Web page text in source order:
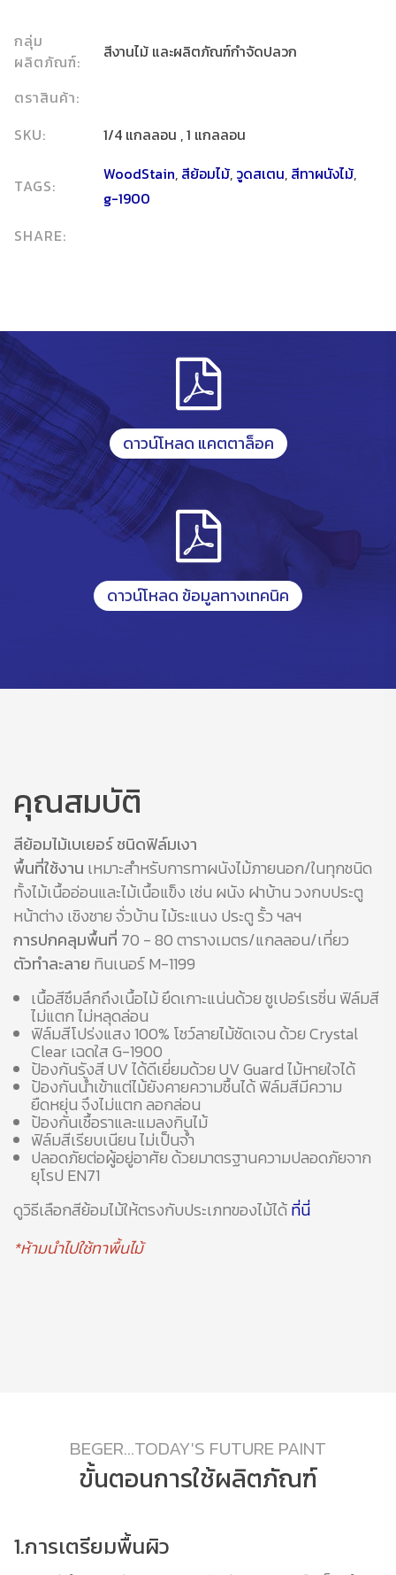
กลุ่ม
ผลิตภัณฑ์:
สีงานไม้ และผลิตภัณฑ์กำจัดปลวก
ตราสินค้า:
SKU:
1/4 แกลลอน , 1 แกลลอน
TAGS:
WoodStain, สีย้อมไม้, วูดสเตน, สีทาผนังไม้,
g-1900
SHARE:
ดาวน์โหลด แคตตาล็อค
ดาวน์โหลด ข้อมูลทางเทคนิค
คุณสมบัติ
สีย้อมไม้เบเยอร์ ชนิดฟิล์มเงา
พื้นที่ใช้งาน เหมาะสำหรับการทาผนังไม้ภายนอก/ในทุกชนิด
ทั้งไม้เนื้ออ่อนและไม้เนื้อแข็ง เช่น ผนัง ฝาบ้าน วงกบประตู
หน้าต่าง เชิงชาย จั่วบ้าน ไม้ระแนง ประตู รั้ว ฯลฯ
การปกคลุมพื้นที่ 70 - 80 ตารางเมตร/แกลลอน/เที่ยว
ตัวทำละลาย ทินเนอร์ M-1199
เนื้อสีซึมลึกถึงเนื้อไม้ ยึดเกาะแน่นด้วย ซูเปอร์เรซิ่น ฟิล์มสี
ไม่แตก ไม่หลุดล่อน
ฟิล์มสีโปร่งแสง 100% โชว์ลายไม้ชัดเจน ด้วย Crystal
Clear เฉดใส G-1900
ป้องกันรังสี UV ได้ดีเยี่ยมด้วย UV Guard ไม้หายใจได้
ป้องกันน้ำเข้าแต่ไม้ยังคายความชื้นได้ ฟิล์มสีมีความ
ยืดหยุ่น จึงไม่แตก ลอกล่อน
ป้องกันเชื้อราและแมลงกินไม้
ฟิล์มสีเรียบเนียน ไม่เป็นจ้ำ
ปลอดภัยต่อผู้อยู่อาศัย ด้วยมาตรฐานความปลอดภัยจาก
ยุโรป EN71
ดูวิธีเลือกสีย้อมไม้ให้ตรงกับประเภทของไม้ได้ที่นี่
*ห้ามนำไปใช้ทาพื้นไม้
BEGER...TODAY'S FUTURE PAINT
ขั้นตอนการใช้ผลิตภัณฑ์
1.การเตรียมพื้นผิว